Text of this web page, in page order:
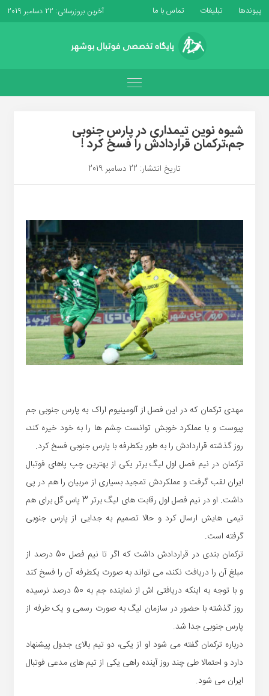
پیوندها تبلیغات تماس با ما آخرین بروزرسانی: 22 دسامبر 2019
شیوه نوین تیمداری در پارس جنوبی
جم،ترکمان قراردادش را فسخ کرد !
تاریخ انتشار: 22 دسامبر 2019
مهدی ترکمان که در این فصل از آلومینیوم اراک به پارس جنوبی جم
پیوست و با عملکرد خوبش توانست چشم ها را به خود خیره کند،
روز گذشته قراردادش را به طور یکطرفه با پارس جنوبی فسخ کرد.
ترکمان در نیم فصل اول لیگ برتر یکی از بهترین چپ پاهای فوتبال
ایران لقب گرفت و عملکردش تمجید بسیاری از مربیان را هم در پی
داشت. او در نیم فصل اول رقابت های لیگ برتر 3 پاس گل برای هم
تیمی هایش ارسال کرد و حالا تصمیم به جدایی از پارس جنوبی
گرفته است.
ترکمان بندی در قراردادش داشت که اگر تا نیم فصل 50 درصد از
مبلغ آن را دریافت نکند، می تواند به صورت یکطرفه آن را فسخ کند
و با توجه به اینکه دریافتی اش از نماینده جم به 50 درصد نرسیده
روز گذشته با حضور در سازمان لیگ به صورت رسمی و یک طرفه از
پارس جنوبی جدا شد.
درباره ترکمان گفته می شود او از یکی، دو تیم بالای جدول پیشنهاد
دارد و احتمالا طی چند روز آینده راهی یکی از تیم های مدعی فوتبال
ایران می شود.